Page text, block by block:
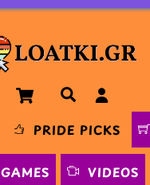
Cart Αναζήτηση
PRIDE PICKS
GAMES VIDEOS